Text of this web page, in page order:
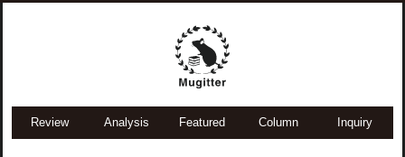
Review Analysis Featured Column Inquiry